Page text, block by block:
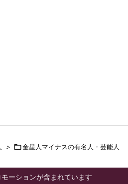
> 金星人マイナスの有名人・芸能人
ーションが含まれています